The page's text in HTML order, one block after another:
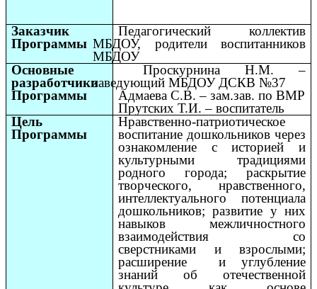
Заказчик
Программы
Педагогический коллектив
МБДОУ, родители воспитанников
МБДОУ
Основные
разработчики
Программы
Проскурнина Н.М. –
заведующий МБДОУ ДСКВ №37
Адмаева С.В. – зам.зав. по ВМР
Прутских Т.И. – воспитатель
Цель
Программы
Нравственно-патриотическое
воспитание дошкольников через
ознакомление с историей и
культурными традициями
родного города;
раскрытие
творческого, нравственного,
интеллектуального потенциала
дошкольников; развитие у них
навыков межличностного
взаимодействия со
сверстниками и взрослыми;
расширение и углубление
знаний об отечественной